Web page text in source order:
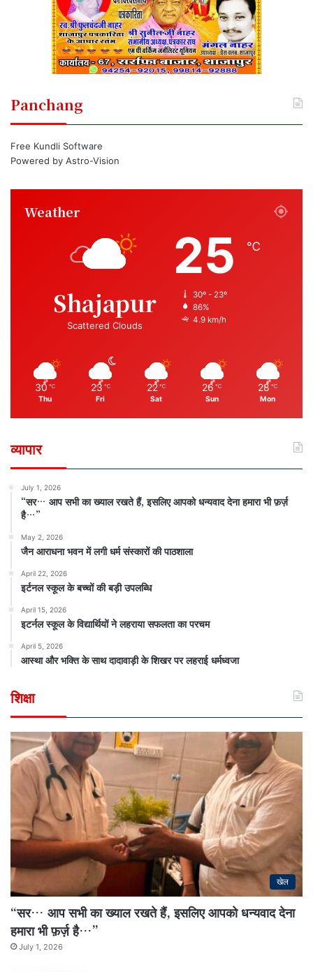
Panchang
Free Kundli Software
Powered by Astro-Vision
Weather
Shajapur
Scattered Clouds
25 ℃
30º - 23º
86%
4.9 km/h
30 ℃
Thu
23 ℃
Fri
22 ℃
Sat
26 ℃
Sun
28 ℃
Mon
व्यापार
July 1, 2026
“सर… आप सभी का ख्याल रखते हैं, इसलिए आपको धन्यवाद देना हमारा भी फ़र्ज़
है…”
May 2, 2026
जैन आराधना भवन में लगी धर्म संस्कारों की पाठशाला
April 22, 2026
इर्टनल स्कूल के बच्चों की बड़ी उपलब्धि
April 15, 2026
इटर्नल स्कूल के विद्यार्थियों ने लहराया सफलता का परचम
April 5, 2026
आस्था और भक्ति के साथ दादावाड़ी के शिखर पर लहराई धर्मध्वजा
शिक्षा
खेल
“सर… आप सभी का ख्याल रखते हैं, इसलिए आपको धन्यवाद देना
हमारा भी फ़र्ज़ है…”
July 1, 2026